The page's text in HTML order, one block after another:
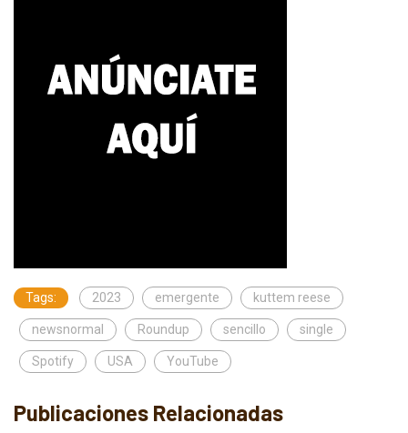
Tags: 2023 emergente kuttem reese
newsnormal Roundup sencillo single
Spotify USA YouTube
Publicaciones Relacionadas